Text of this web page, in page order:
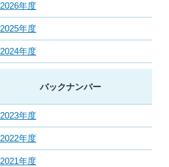
2026年度
2025年度
2024年度
バックナンバー
2023年度
2022年度
2021年度